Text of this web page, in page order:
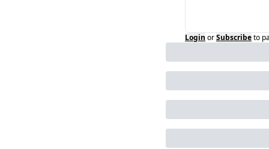
Login orSubscribeto